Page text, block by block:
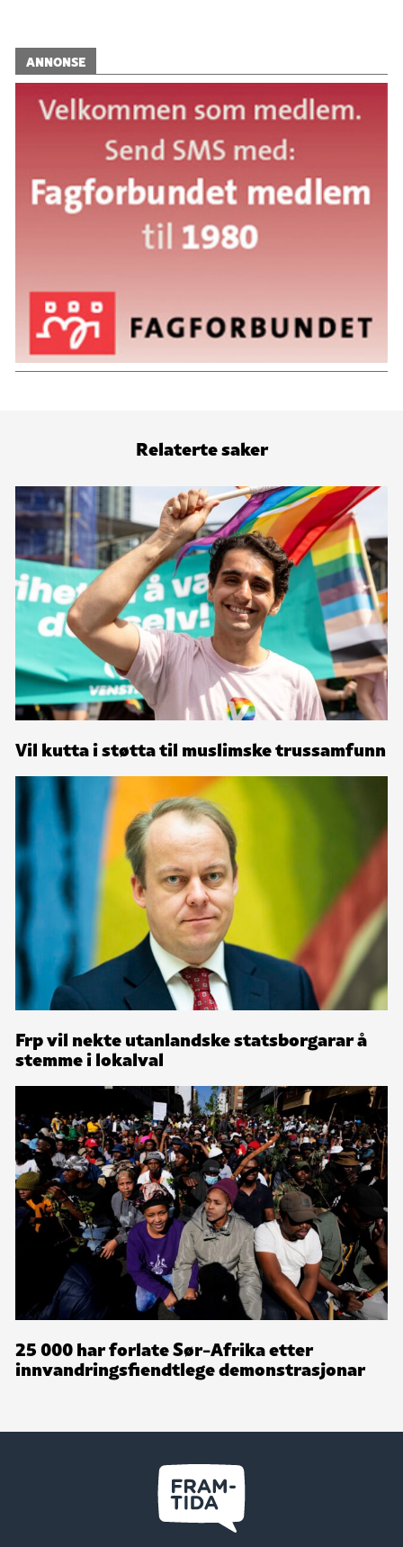
ANNONSE
Relaterte saker
Vil kutta i støtta til muslimske trussamfunn
Frp vil nekte utanlandske statsborgarar å
stemme i lokalval
25 000 har forlate Sør-Afrika etter
innvandringsfiendtlege demonstrasjonar